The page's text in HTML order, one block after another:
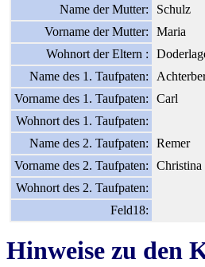
Name der Mutter:
Schulz
Vorname der Mutter:
Maria
Wohnort der Eltern :
Name des 1. Taufpaten:
Vorname des 1. Taufpaten:
Carl
Wohnort des 1. Taufpaten:
Name des 2. Taufpaten:
Remer
Vorname des 2. Taufpaten:
Christina
Wohnort des 2. Taufpaten:
Feld18:
Hinweise zu den